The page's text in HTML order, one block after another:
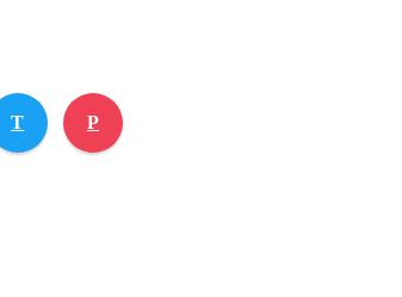
T P